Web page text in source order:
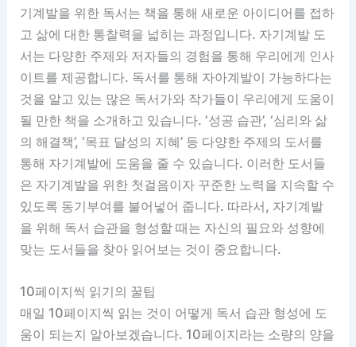
기계발을 위한 독서는 책을 통해 새로운 아이디어를 접하
고 삶에 대한 통찰력을 넓히는 과정입니다. 자기계발 도
서는 다양한 주제와 저자들의 경험을 통해 우리에게 인사
이트를 제공합니다. 독서를 통해 자아계발이 가능하다는
것을 알고 있는 많은 독서가와 작가들이 우리에게 도움이
될 만한 책을 소개하고 있습니다. ‘성공 습관’, ‘심리와 삶
의 해결책’, ‘목표 달성의 지혜’ 등 다양한 주제의 도서를
통해 자기계발에 도움을 줄 수 있습니다. 이러한 도서들
은 자기계발을 위한 첫걸음이자 꾸준한 노력을 지속할 수
있도록 동기부여를 불어넣어 줍니다. 따라서, 자기계발
을 위해 독서 습관을 형성할 때는 자신의 필요와 성향에
맞는 도서들을 찾아 읽어보는 것이 중요합니다.
10페이지씩 읽기의 꿀팁
매일 10페이지씩 읽는 것이 어떻게 독서 습관 형성에 도
움이 되는지 알아보겠습니다. 10페이지라는 소량의 양을